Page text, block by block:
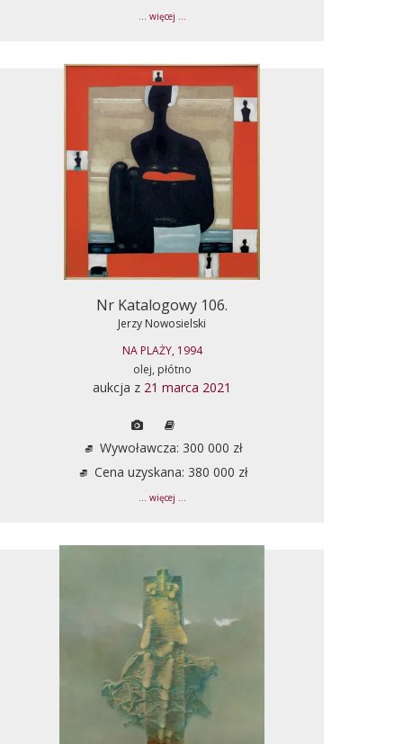
... więcej ...
Nr Katalogowy 106.
Jerzy Nowosielski
NA PLAŻY, 1994
olej, płótno
aukcja z 21 marca 2021
Wywoławcza: 300 000 zł
Cena uzyskana: 380 000 zł
... więcej ...